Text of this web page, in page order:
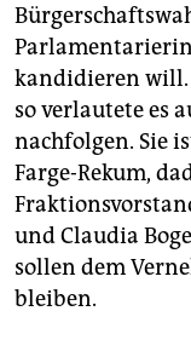
kandidieren will.
so verlautete es
nachfolgen. Sie
Farge-Rekum,
und Claudia
sollen dem
bleiben.